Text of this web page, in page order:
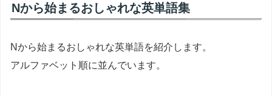
Nから始まるおしゃれな英単語集
Nから始まるおしゃれな英単語を紹介します。
アルファベット順に並んでいます。